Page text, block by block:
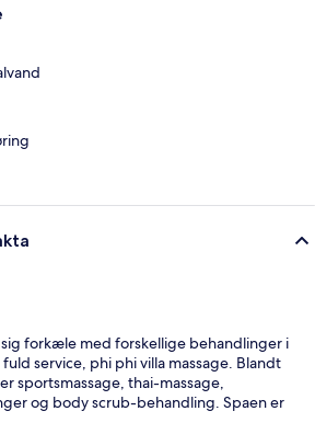
forkæle med forskellige behandlinger i
service, phi phi villa massage. Blandt
sportsmassage, thai-massage,
og body scrub-behandling. Spaen er